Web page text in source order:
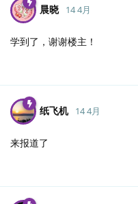
晨晓 14 4月
学到了，谢谢楼主！
纸飞机 14 4月
来报道了